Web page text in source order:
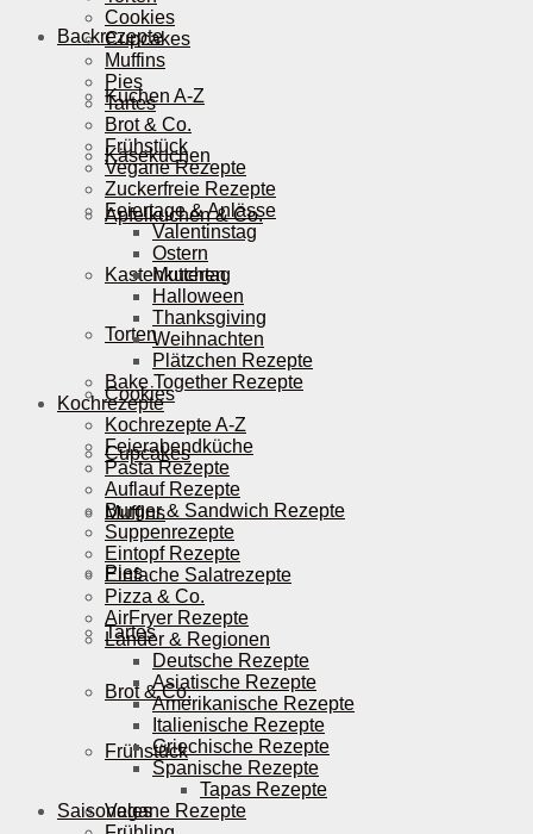
Backrezepte
Kuchen A-Z
Käsekuchen
Apfelkuchen & Co.
Kastenkuchen
Torten
Cookies
Cupcakes
Muffins
Pies
Tartes
Brot & Co.
Frühstück
Vegane Rezepte
Cookies
Cupcakes
Muffins
Pies
Tartes
Brot & Co.
Frühstück
Vegane Rezepte
Zuckerfreie Rezepte
Feiertage & Anlässe
Valentinstag
Ostern
Muttertag
Halloween
Thanksgiving
Weihnachten
Plätzchen Rezepte
Bake Together Rezepte
Kochrezepte
Kochrezepte A-Z
Feierabendküche
Pasta Rezepte
Auflauf Rezepte
Burger & Sandwich Rezepte
Suppenrezepte
Eintopf Rezepte
Einfache Salatrezepte
Pizza & Co.
AirFryer Rezepte
Länder & Regionen
Deutsche Rezepte
Asiatische Rezepte
Amerikanische Rezepte
Italienische Rezepte
Griechische Rezepte
Spanische Rezepte
Tapas Rezepte
Saisonales